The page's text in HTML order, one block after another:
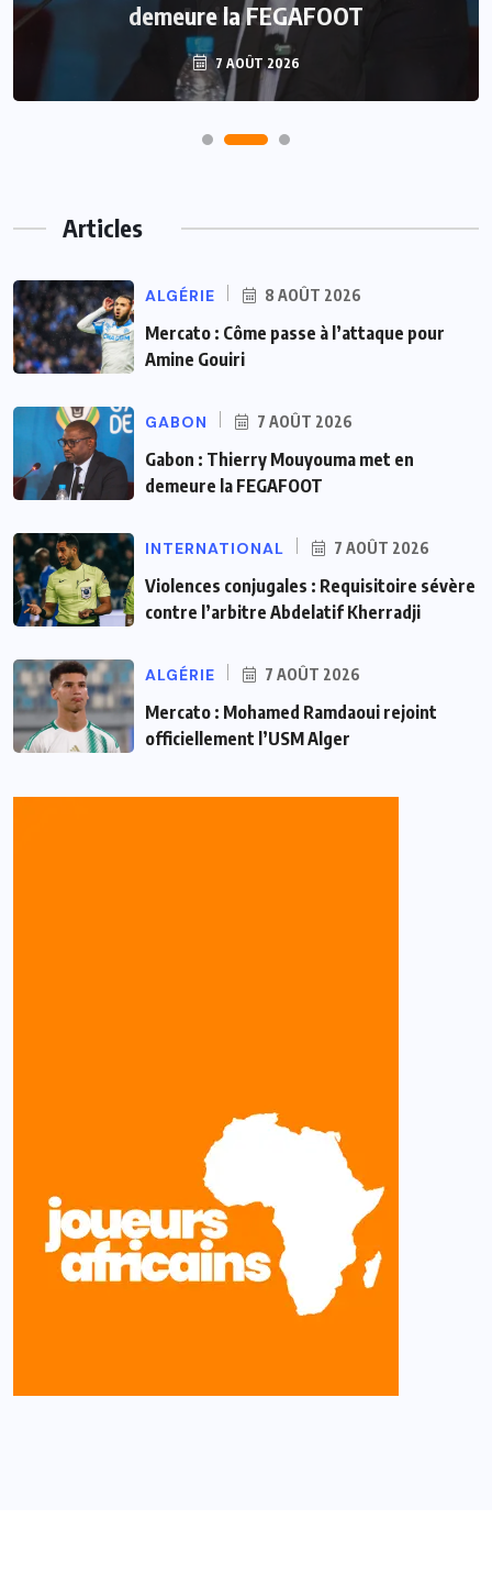
demeure la FEGAFOOT
7 AOÛT 2026
Articles
ALGÉRIE 8 AOÛT 2026
Mercato : Côme passe à l’attaque pour
Amine Gouiri
GABON 7 AOÛT 2026
Gabon : Thierry Mouyouma met en
demeure la FEGAFOOT
INTERNATIONAL 7 AOÛT 2026
Violences conjugales : Requisitoire sévère
contre l’arbitre Abdelatif Kherradji
ALGÉRIE 7 AOÛT 2026
Mercato : Mohamed Ramdaoui rejoint
officiellement l’USM Alger